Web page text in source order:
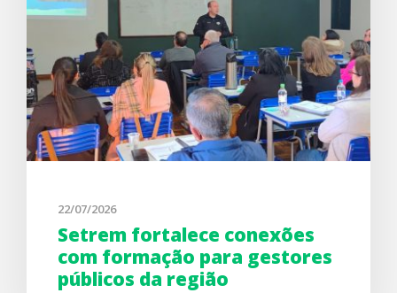
22/07/2026
Setrem fortalece conexões
com formação para gestores
públicos da região